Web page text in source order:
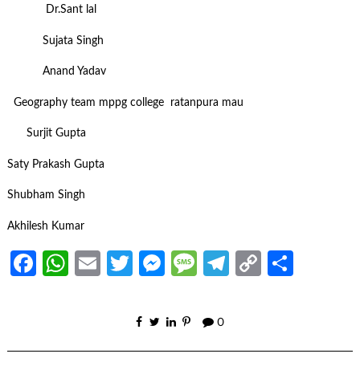
Dr.Sant lal
Sujata Singh
Anand Yadav
Geography team mppg college ratanpura mau
Surjit Gupta
Saty Prakash Gupta
Shubham Singh
Akhilesh Kumar
Facebook
WhatsApp
EmailTwitter
Messenger
Message
Telegram
Copy
0